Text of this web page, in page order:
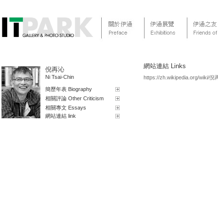
倪再沁
Ni Tsai-Chin
簡歷年表 Biography
相關評論 Other Criticism
相關專文 Essays
網站連結 link
網站連結 Links
https://zh.wikipedia.org/wiki/倪